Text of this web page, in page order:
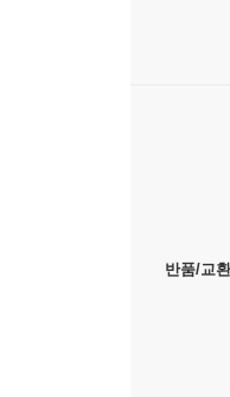
반품/교